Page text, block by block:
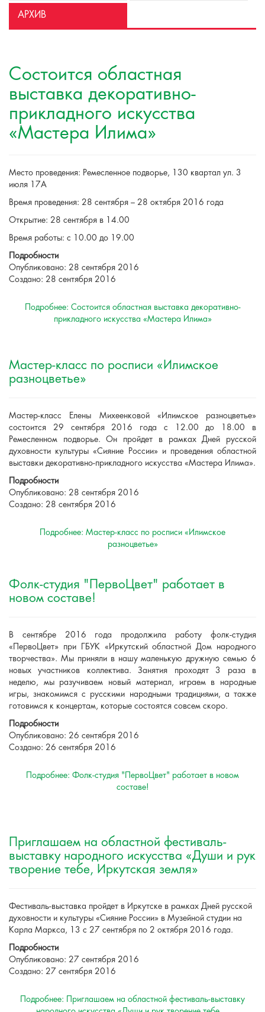
АРХИВ
Состоится областная
выставка декоративно-
прикладного искусства
«Мастера Илима»
Место проведения: Ремесленное подворье, 130 квартал ул. 3
июля 17А
Время проведения: 28 сентября – 28 октября 2016 года
Открытие: 28 сентября в 14.00
Время работы: с 10.00 до 19.00
Подробности
Опубликовано: 28 сентября 2016
Создано: 28 сентября 2016
Подробнее: Состоится областная выставка декоративно-
прикладного искусства «Мастера Илима»
Мастер-класс по росписи «Илимское
разноцветье»
Мастер-класс Елены Михеенковой «Илимское разноцветье»
состоится 29 сентября 2016 года с 12.00 до 18.00 в
Ремесленном подворье. Он пройдет в рамках Дней русской
духовности культуры «Сияние России» и проведения областной
выставки декоративно-прикладного искусства «Мастера Илима».
Подробности
Опубликовано: 28 сентября 2016
Создано: 28 сентября 2016
Подробнее: Мастер-класс по росписи «Илимское
разноцветье»
Фолк-студия "ПервоЦвет" работает в
новом составе!
В сентябре 2016 года продолжила работу фолк-студия
«ПервоЦвет» при ГБУК «Иркутский областной Дом народного
творчества». Мы приняли в нашу маленькую дружную семью 6
новых участников коллектива. Занятия проходят 3 раза в
неделю, мы разучиваем новый материал, играем в народные
игры, знакомимся с русскими народными традициями, а также
готовимся к концертам, которые состоятся совсем скоро.
Подробности
Опубликовано: 26 сентября 2016
Создано: 26 сентября 2016
Подробнее: Фолк-студия "ПервоЦвет" работает в новом
составе!
Приглашаем на областной фестиваль-
выставку народного искусства «Души и рук
творение тебе, Иркутская земля»
Фестиваль-выставка пройдет в Иркутске в рамках Дней русской
духовности и культуры «Сияние России» в Музейной студии на
Карла Маркса, 13 с 27 сентября по 2 октября 2016 года.
Подробности
Опубликовано: 27 сентября 2016
Создано: 27 сентября 2016
Подробнее: Приглашаем на областной фестиваль-выставку